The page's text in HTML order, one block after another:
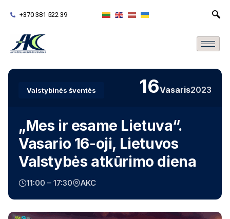
+370 381 522 39
Valstybinės šventės 16Vasaris2023
„Mes ir esame Lietuva“.
Vasario 16-oji, Lietuvos
Valstybės atkūrimo diena
11:00 – 17:30 AKC